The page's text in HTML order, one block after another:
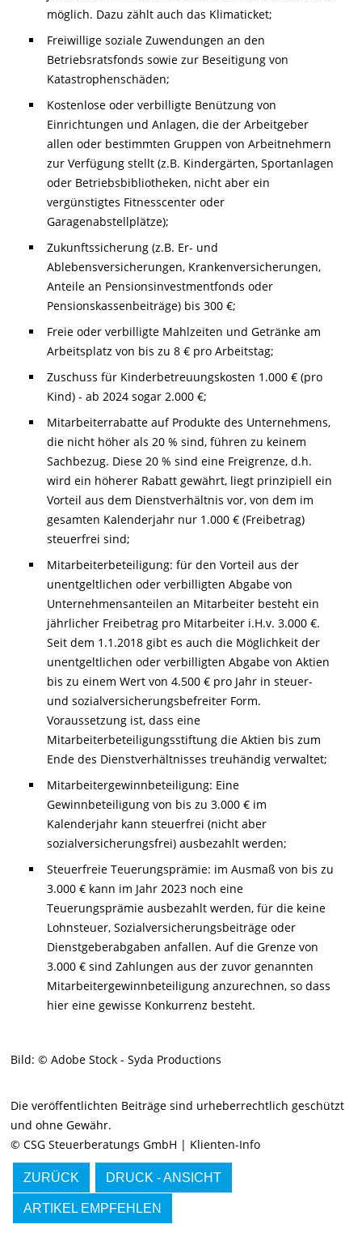
möglich. Dazu zählt auch das Klimaticket;
Freiwillige soziale Zuwendungen an den
Betriebsratsfonds sowie zur Beseitigung von
Katastrophenschäden;
Kostenlose oder verbilligte Benützung von
Einrichtungen und Anlagen, die der Arbeitgeber
allen oder bestimmten Gruppen von Arbeitnehmern
zur Verfügung stellt (z.B. Kindergärten, Sportanlagen
oder Betriebsbibliotheken, nicht aber ein
vergünstigtes Fitnesscenter oder
Garagenabstellplätze);
Zukunftssicherung (z.B. Er- und
Ablebensversicherungen, Krankenversicherungen,
Anteile an Pensionsinvestmentfonds oder
Pensionskassenbeiträge) bis 300 €;
Freie oder verbilligte Mahlzeiten und Getränke am
Arbeitsplatz von bis zu 8 € pro Arbeitstag;
Zuschuss für Kinderbetreuungskosten 1.000 € (pro
Kind) - ab 2024 sogar 2.000 €;
Mitarbeiterrabatte auf Produkte des Unternehmens,
die nicht höher als 20 % sind, führen zu keinem
Sachbezug. Diese 20 % sind eine Freigrenze, d.h.
wird ein höherer Rabatt gewährt, liegt prinzipiell ein
Vorteil aus dem Dienstverhältnis vor, von dem im
gesamten Kalenderjahr nur 1.000 € (Freibetrag)
steuerfrei sind;
Mitarbeiterbeteiligung: für den Vorteil aus der
unentgeltlichen oder verbilligten Abgabe von
Unternehmensanteilen an Mitarbeiter besteht ein
jährlicher Freibetrag pro Mitarbeiter i.H.v. 3.000 €.
Seit dem 1.1.2018 gibt es auch die Möglichkeit der
unentgeltlichen oder verbilligten Abgabe von Aktien
bis zu einem Wert von 4.500 € pro Jahr in steuer-
und sozialversicherungsbefreiter Form.
Voraussetzung ist, dass eine
Mitarbeiterbeteiligungsstiftung die Aktien bis zum
Ende des Dienstverhältnisses treuhändig verwaltet;
Mitarbeitergewinnbeteiligung: Eine
Gewinnbeteiligung von bis zu 3.000 € im
Kalenderjahr kann steuerfrei (nicht aber
sozialversicherungsfrei) ausbezahlt werden;
Steuerfreie Teuerungsprämie: im Ausmaß von bis zu
3.000 € kann im Jahr 2023 noch eine
Teuerungsprämie ausbezahlt werden, für die keine
Lohnsteuer, Sozialversicherungsbeiträge oder
Dienstgeberabgaben anfallen. Auf die Grenze von
3.000 € sind Zahlungen aus der zuvor genannten
Mitarbeitergewinnbeteiligung anzurechnen, so dass
hier eine gewisse Konkurrenz besteht.
Bild: © Adobe Stock - Syda Productions
Die veröffentlichten Beiträge sind urheberrechtlich geschützt
und ohne Gewähr.
© CSG Steuerberatungs GmbH | Klienten-Info
ZURÜCK DRUCK - ANSICHT
ARTIKEL EMPFEHLEN